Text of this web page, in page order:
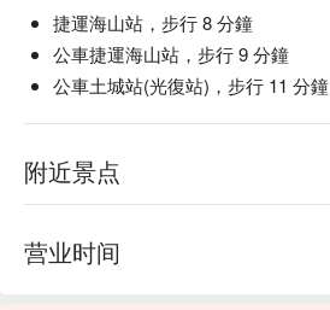
捷運海山站，步行 8 分鐘
公車捷運海山站，步行 9 分鐘
公車土城站(光復站)，步行 11 分鐘
附近景点
营业时间